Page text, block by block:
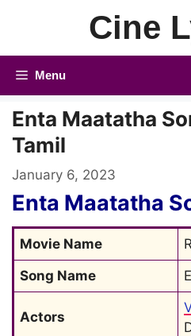
Cine
Menu
Enta Maatatha
Tamil
January 6, 2023
Enta Maatatha
Movie Name
Song Name
Actors